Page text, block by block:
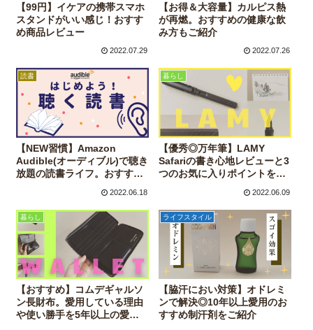
【99円】イケアの携帯スマホ
スタンドがいい感じ！おすす
め商品レビュー
2022.07.29
【お得＆大容量】カルピス熱
が再燃。おすすめの健康な飲
み方もご紹介
2022.07.26
読書
【NEW習慣】Amazon
Audible(オーディブル)で聴き
放題の読書ライフ。おすすめ
2022.06.18
暮らし
【優秀◎万年筆】LAMY
Safariの書き心地レビューと3
つのお気に入りポイントをご
2022.06.09
暮らし
【おすすめ】コムデギャルソ
ン長財布。愛用している理由
や使い勝手を5年以上の愛用
ライフスタイル
【脇汗におい対策】オドレミ
ンで解決◎10年以上愛用のお
すすめ制汗剤をご紹介